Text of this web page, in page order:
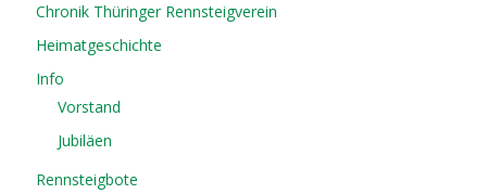
Chronik Thüringer Rennsteigverein
Heimatgeschichte
Info
Vorstand
Jubiläen
Rennsteigbote